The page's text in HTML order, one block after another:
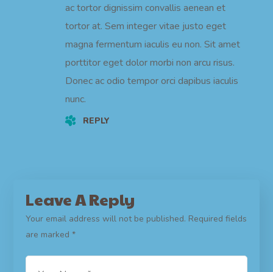
ac tortor dignissim convallis aenean et
tortor at. Sem integer vitae justo eget
magna fermentum iaculis eu non. Sit amet
porttitor eget dolor morbi non arcu risus.
Donec ac odio tempor orci dapibus iaculis
nunc.
REPLY
Leave A Reply
Your email address will not be published. Required fields
are marked*